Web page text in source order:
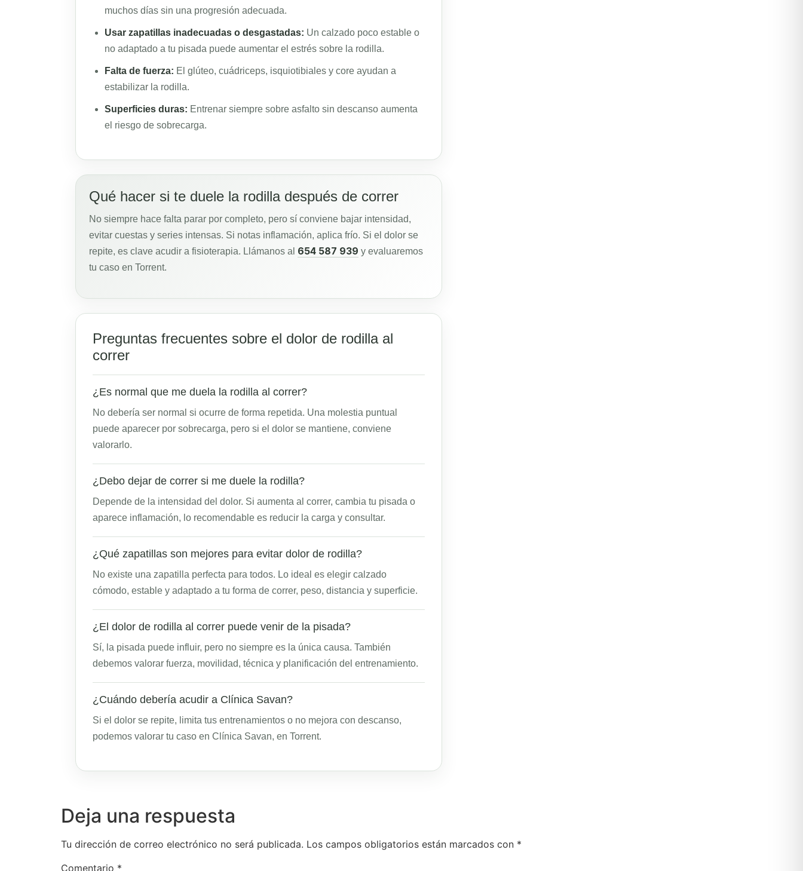
muchos días sin una progresión adecuada.
Usar zapatillas inadecuadas o desgastadas: Un calzado poco estable o
no adaptado a tu pisada puede aumentar el estrés sobre la rodilla.
Falta de fuerza: El glúteo, cuádriceps, isquiotibiales y core ayudan a
estabilizar la rodilla.
Superficies duras: Entrenar siempre sobre asfalto sin descanso aumenta
el riesgo de sobrecarga.
Qué hacer si te duele la rodilla después de correr
No siempre hace falta parar por completo, pero sí conviene bajar intensidad,
evitar cuestas y series intensas. Si notas inflamación, aplica frío. Si el dolor se
repite, es clave acudir a fisioterapia. Llámanos al 654 587 939 y evaluaremos
tu caso en Torrent.
Preguntas frecuentes sobre el dolor de rodilla al
correr
¿Es normal que me duela la rodilla al correr?
No debería ser normal si ocurre de forma repetida. Una molestia puntual
puede aparecer por sobrecarga, pero si el dolor se mantiene, conviene
valorarlo.
¿Debo dejar de correr si me duele la rodilla?
Depende de la intensidad del dolor. Si aumenta al correr, cambia tu pisada o
aparece inflamación, lo recomendable es reducir la carga y consultar.
¿Qué zapatillas son mejores para evitar dolor de rodilla?
No existe una zapatilla perfecta para todos. Lo ideal es elegir calzado
cómodo, estable y adaptado a tu forma de correr, peso, distancia y superficie.
¿El dolor de rodilla al correr puede venir de la pisada?
Sí, la pisada puede influir, pero no siempre es la única causa. También
debemos valorar fuerza, movilidad, técnica y planificación del entrenamiento.
¿Cuándo debería acudir a Clínica Savan?
Si el dolor se repite, limita tus entrenamientos o no mejora con descanso,
podemos valorar tu caso en Clínica Savan, en Torrent.
Deja una respuesta
Tu dirección de correo electrónico no será publicada. Los campos obligatorios están marcados con *
Comentario *